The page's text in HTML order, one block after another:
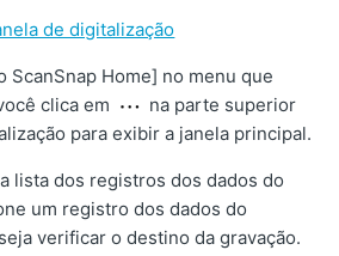
de digitalização
ScanSnap Home] no menu que
clica em
na parte superior
para exibir a janela principal.
lista dos registros dos dados do
um registro dos dados do
verificar o destino da gravação.